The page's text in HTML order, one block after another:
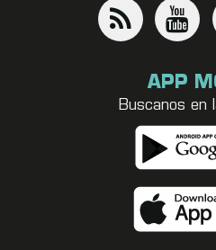
APP
Buscanos en